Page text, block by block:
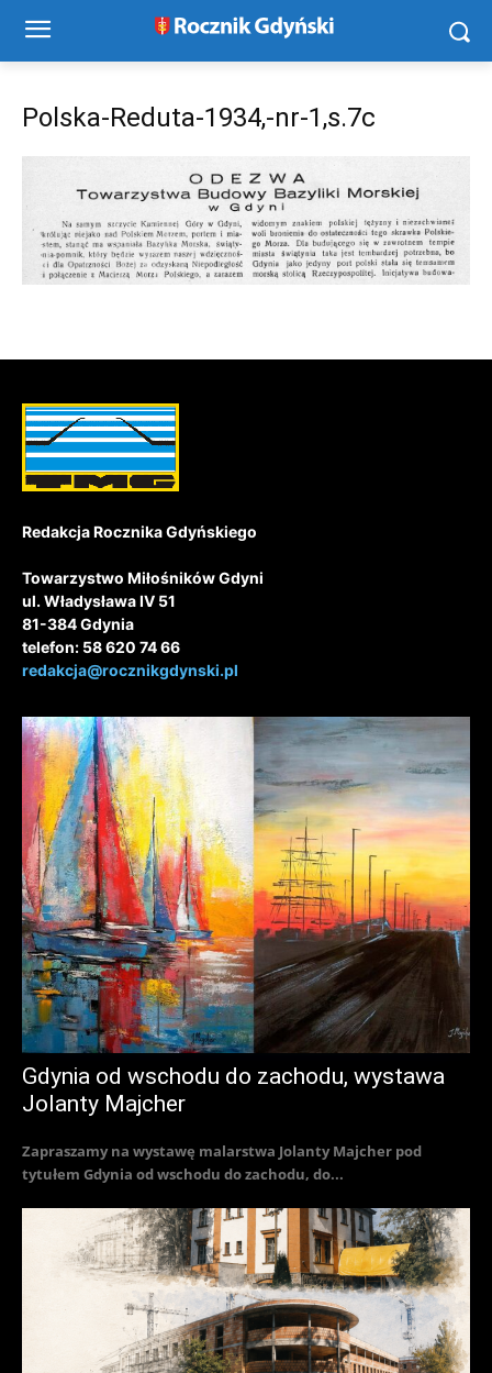
Polska-Reduta-1934,-nr-1,s.7c
Redakcja Rocznika Gdyńskiego
Towarzystwo Miłośników Gdyni
ul. Władysława IV 51
81-384 Gdynia
telefon: 58 620 74 66
redakcja@rocznikgdynski.pl
Gdynia od wschodu do zachodu, wystawa
Jolanty Majcher
Zapraszamy na wystawę malarstwa Jolanty Majcher pod
tytułem Gdynia od wschodu do zachodu, do...